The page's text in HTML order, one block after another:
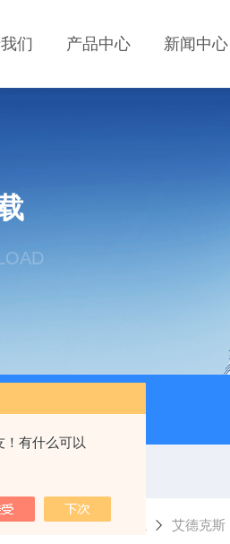
！有什么可以
们 产品中心 新闻中心
波信号发生器 APS-7050E
置： 首页 资料下载 艾德克斯